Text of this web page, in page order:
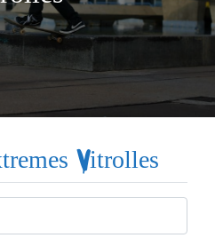
Vitrolles